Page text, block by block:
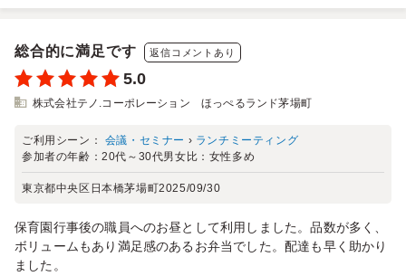
総合的に満足です 返信コメントあり
5.0
株式会社テノ.コーポレーション ほっぺるランド茅場町
ご利用シーン： 会議・セミナー › ランチミーティング
参加者の年齢：20代～30代男女比： 女性多め
東京都中央区日本橋茅場町2025/09/30
保育園行事後の職員へのお昼として利用しました。品数が多く、
ボリュームもあり満足感のあるお弁当でした。配達も早く助かり
ました。